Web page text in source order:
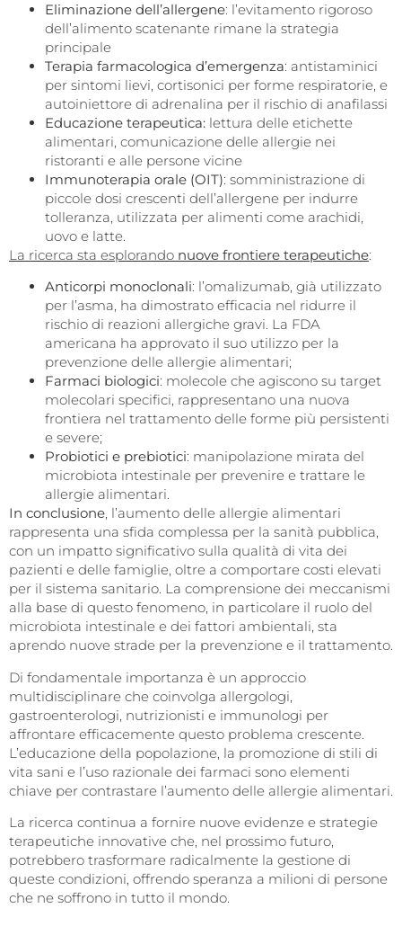
Eliminazione dell’allergene: l’evitamento rigoroso
dell’alimento scatenante rimane la strategia
principale
Terapia farmacologica d’emergenza: antistaminici
per sintomi lievi, cortisonici per forme respiratorie, e
autoiniettore di adrenalina per il rischio di anafilassi
Educazione terapeutica: lettura delle etichette
alimentari, comunicazione delle allergie nei
ristoranti e alle persone vicine
Immunoterapia orale (OIT): somministrazione di
piccole dosi crescenti dell’allergene per indurre
tolleranza, utilizzata per alimenti come arachidi,
uovo e latte.
La ricerca sta esplorando nuove frontiere terapeutiche:
Anticorpi monoclonali: l’omalizumab, già utilizzato
per l’asma, ha dimostrato efficacia nel ridurre il
rischio di reazioni allergiche gravi. La FDA
americana ha approvato il suo utilizzo per la
prevenzione delle allergie alimentari;
Farmaci biologici: molecole che agiscono su target
molecolari specifici, rappresentano una nuova
frontiera nel trattamento delle forme più persistenti
e severe;
Probiotici e prebiotici: manipolazione mirata del
microbiota intestinale per prevenire e trattare le
allergie alimentari.
In conclusione, l’aumento delle allergie alimentari
rappresenta una sfida complessa per la sanità pubblica,
con un impatto significativo sulla qualità di vita dei
pazienti e delle famiglie, oltre a comportare costi elevati
per il sistema sanitario. La comprensione dei meccanismi
alla base di questo fenomeno, in particolare il ruolo del
microbiota intestinale e dei fattori ambientali, sta
aprendo nuove strade per la prevenzione e il trattamento.
Di fondamentale importanza è un approccio
multidisciplinare che coinvolga allergologi,
gastroenterologi, nutrizionisti e immunologi per
affrontare efficacemente questo problema crescente.
L’educazione della popolazione, la promozione di stili di
vita sani e l’uso razionale dei farmaci sono elementi
chiave per contrastare l’aumento delle allergie alimentari.
La ricerca continua a fornire nuove evidenze e strategie
terapeutiche innovative che, nel prossimo futuro,
potrebbero trasformare radicalmente la gestione di
queste condizioni, offrendo speranza a milioni di persone
che ne soffrono in tutto il mondo.